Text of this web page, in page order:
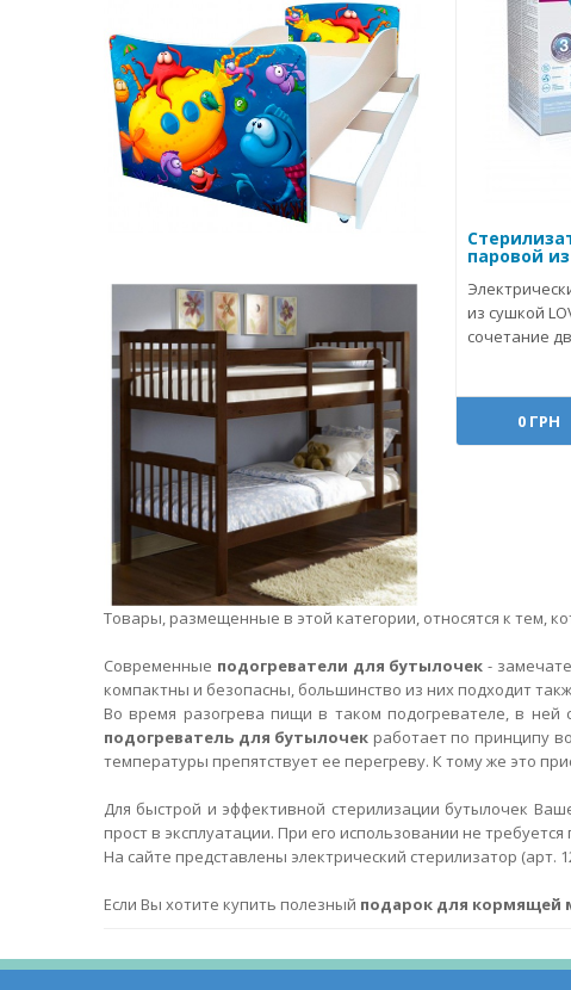
паровой
из сушкой
сочетание
0 ГРН
Товары, размещенные в этой категории, относятся к тем,
Современные подогреватели для бутылочек -
компактны и безопасны, большинство из них подходит
Во время разогрева пищи в таком подогревателе, в
подогреватель для бутылочек работает по принципу
температуры препятствует ее перегреву. К тому же это
Для быстрой и эффективной стерилизации бутылочек
прост в эксплуатации. При его использовании не
На сайте представлены электрический стерилизатор (арт.
Если Вы хотите купить полезный подарок для кормящей